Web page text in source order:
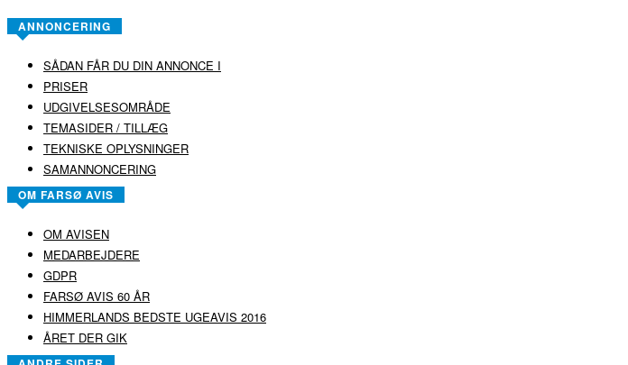
ANNONCERING
SÅDAN FÅR DU DIN ANNONCE I
PRISER
UDGIVELSESOMRÅDE
TEMASIDER / TILLÆG
TEKNISKE OPLYSNINGER
SAMANNONCERING
OM FARSØ AVIS
OM AVISEN
MEDARBEJDERE
GDPR
FARSØ AVIS 60 ÅR
HIMMERLANDS BEDSTE UGEAVIS 2016
ÅRET DER GIK